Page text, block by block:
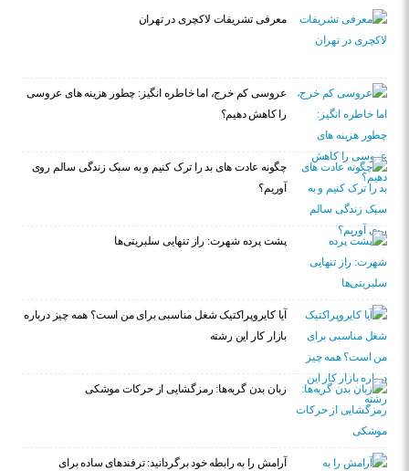
معرفی تشریفات لاکچری در تهران
عروسی کم خرج، اما خاطره انگیز: چطور هزینه های عروسی
را کاهش دهیم؟
چگونه عادت‌ های بد را ترک کنیم و به سبک زندگی سالم روی
آوریم؟
پشت پرده شهرت: راز تنهایی سلبریتی‌ها
آیا کایروپراکتیک شغل مناسبی برای من است؟ همه چیز درباره
بازار کار این رشته
زبان بدن گربه‌ها: رمزگشایی از حرکات موشکی
آرامش را به رابطه خود برگردانید: ترفندهای ساده برای